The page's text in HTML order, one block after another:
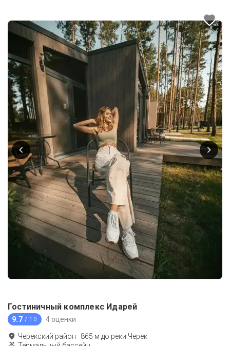
Гостиничный комплекс Идарей
9.7 / 10 4 оценки
Черекский район · 865 м до реки Черек